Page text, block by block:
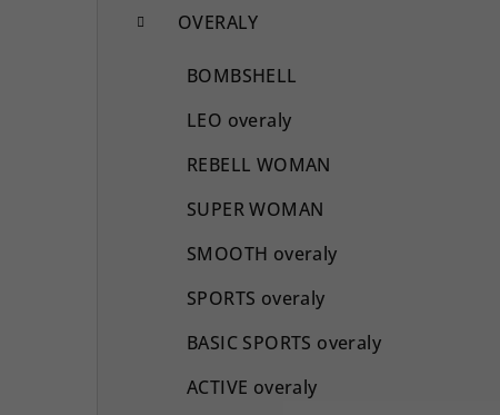
OVERALY
BOMBSHELL
LEO overaly
REBELL WOMAN
SUPER WOMAN
SMOOTH overaly
SPORTS overaly
BASIC SPORTS overaly
ACTIVE overaly